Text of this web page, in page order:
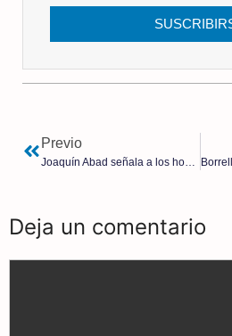
Previo
Deja un comentario